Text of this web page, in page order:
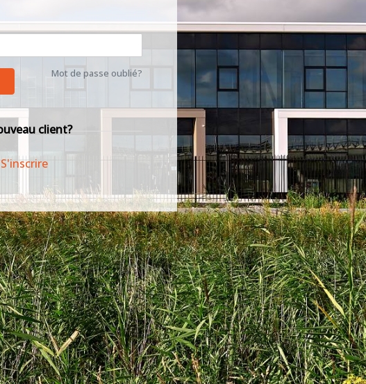
Mot de passe oublié?
client?
S'inscrire